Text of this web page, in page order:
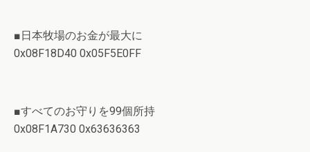
■日本牧場のお金が最大に
0x08F18D40 0x05F5E0FF
■すべてのお守りを99個所持
0x08F1A730 0x63636363